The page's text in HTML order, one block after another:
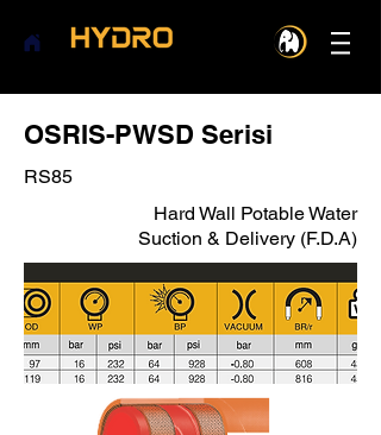
OSRIS-PWSD Serisi
RS85
Hard Wall Potable Water
Suction & Delivery (F.D.A)